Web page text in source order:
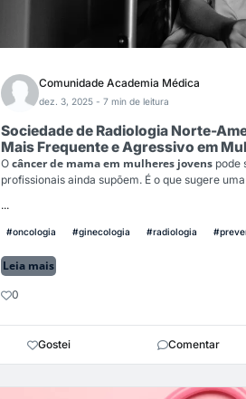
Comunidade Academia Médica
dez. 3, 2025 - 7 min de leitura
Sociedade de Radiologia Norte-
Mais Frequente e Agressivo em
O câncer de mama em mulheres jovens pode
profissionais ainda supõem. É o que sugere
...
#oncologia #ginecologia #radiologia
Leia mais
0
Gostei Comentar